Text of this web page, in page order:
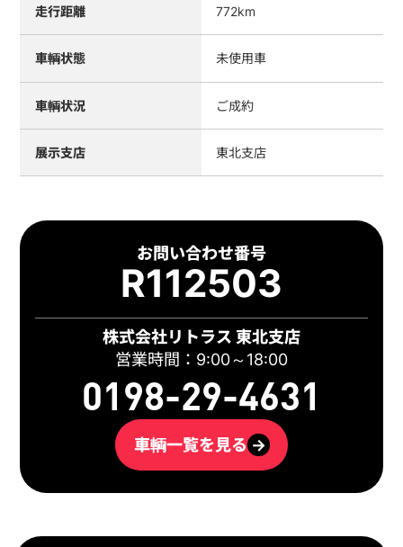
走行距離 772km
車輌状態 未使用車
車輌状況 ご成約
展示支店 東北支店
お問い合わせ番号
R112503
株式会社リトラス 東北支店
営業時間：9:00～18:00
0198-29-4631
車輌一覧を見る →